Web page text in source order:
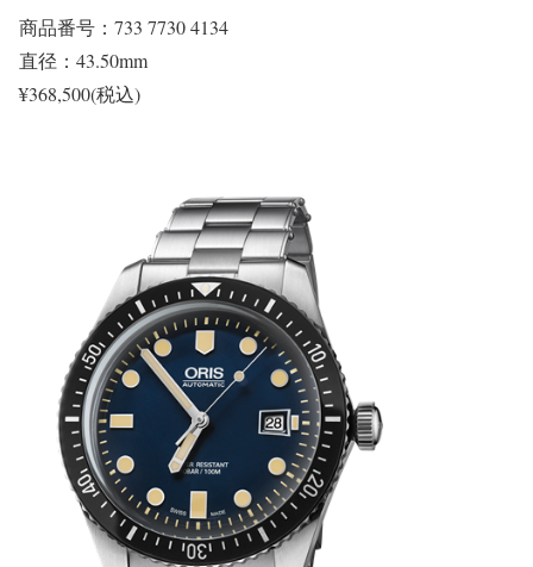
商品番号：733 7730 4134
直径：43.50mm
¥368,500(税込)